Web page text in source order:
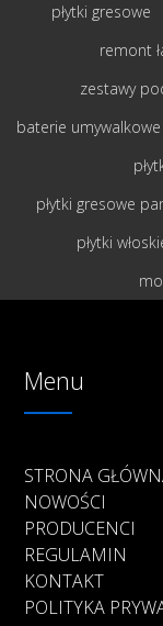
płytki gresowe
remont
zestawy
baterie umywalkowe
płytki gresowe
płytki
Menu
STRONA
NOWOŚCI
PRODUCENCI
REGULAMIN
KONTAKT
POLITYKA